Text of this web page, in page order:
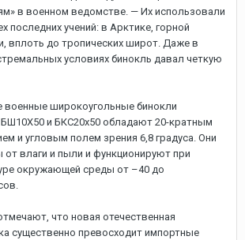
в военном ведомстве. — Их использовали
последних учений: в Арктике, горной
вплоть до тропических широт. Даже в
условиях бинокль давал четкую
широкоугольные бинокли
и БКС20х50 обладают 20-кратным
и угловым полем зрения 6,8 градуса. Они
влаги и пыли и функционируют при
окружающей среды от –40 до
что новая отечественная
существенно превосходит импортные